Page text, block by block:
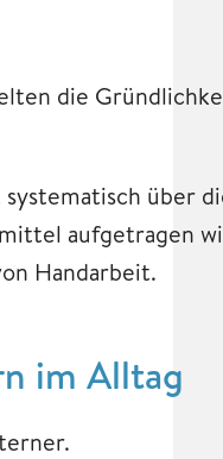
die
über
aufgetragen
Handarbeit.
im Alltag